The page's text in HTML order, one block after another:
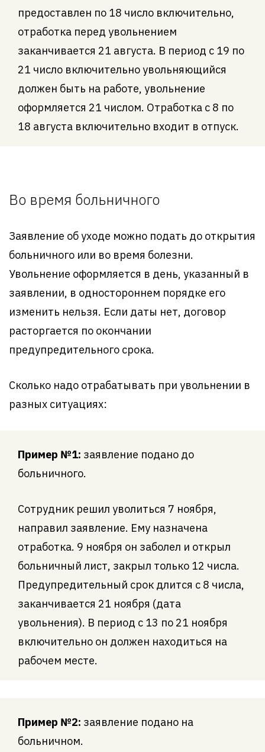
предоставлен по 18 число включительно,
отработка перед увольнением
заканчивается 21 августа. В период с 19 по
21 число включительно увольняющийся
должен быть на работе, увольнение
оформляется 21 числом. Отработка с 8 по
18 августа включительно входит в отпуск.
Во время больничного
Заявление об уходе можно подать до открытия
больничного или во время болезни.
Увольнение оформляется в день, указанный в
заявлении, в одностороннем порядке его
изменить нельзя. Если даты нет, договор
расторгается по окончании
предупредительного срока.
Сколько надо отрабатывать при увольнении в
разных ситуациях:
Пример №1: заявление подано до
больничного.
Сотрудник решил уволиться 7 ноября,
направил заявление. Ему назначена
отработка. 9 ноября он заболел и открыл
больничный лист, закрыл только 12 числа.
Предупредительный срок длится с 8 числа,
заканчивается 21 ноября (дата
увольнения). В период с 13 по 21 ноября
включительно он должен находиться на
рабочем месте.
Пример №2: заявление подано на
больничном.